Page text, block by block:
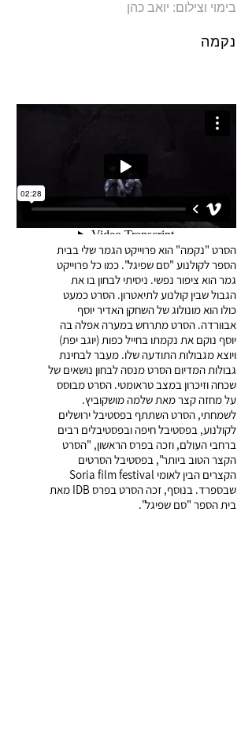
בימוי וצילום: יואב כהן
נקמה
הסרט "נקמה" הוא פרוייקט הגמר שלי בבית
הספר לקולנוע "סם שפיגל". כמו כל פרוייקט
גמר הוא ציפור נפשי. ניסיתי לבחון בו את
הגבול שבין קולנוע לתיאטרון. הסרט כמעט
כולו הוא מונולוג של השחקן האדיר יוסף
אבוורדה. הסרט מתרחש במערה אפלה בה
יוסף נוקם את נקמתו בחייל כפות (יוגב יפת)
ויוצא מגבולות התודעה שלו. מעבר לבחינת
גבולות המדיום הסרט מנסה לבחון נושאים של
שכחה וזיכרון במצב טראומטי. הסרט מבוסס
על מחזה קצר מאת שלמה מושקוביץ.
לשמחתי, הסרט השתתף בפסטיבל ירושלים
לקולנוע, בפסטיבל חיפה ובפסטיבלים רבים
ברחבי העולם, וזכה בפרס הראשון, "הסרט
הקצר הטוב ביותר", בפסטיבל הסרטים
הקצרים הבין לאומי Soria film festival
שבספרד. בנוסף, זכה הסרט בפרס IDB מאת
בית הספר "סם שפיגל".